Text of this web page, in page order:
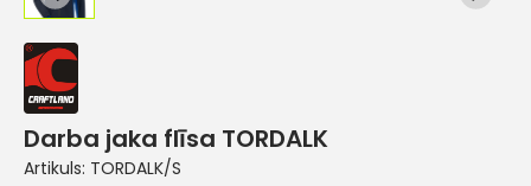
Darba jaka flīsa TORDALK
Artikuls: TORDALK/S